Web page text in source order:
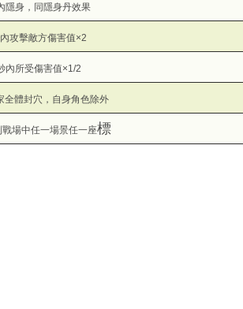
隱身，同隱身丹效果
攻擊敵方傷害值×2
內所受傷害值×1/2
全體封穴，自身角色除外
場中任一場景任一座標